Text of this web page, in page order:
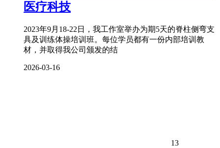
医疗科技
2023年9月18-22日，我工作室举办为期5天的脊柱侧弯支
具及训练体操培训班。每位学员都有一份内部培训教
材，并取得我公司颁发的结
2026-03-16
13